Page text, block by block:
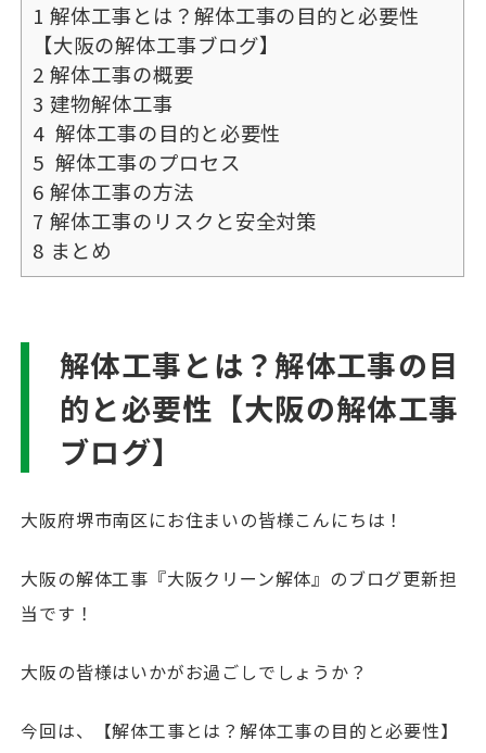
1 解体工事とは？解体工事の目的と必要性
【大阪の解体工事ブログ】
2 解体工事の概要
3 建物解体工事
4 解体工事の目的と必要性
5 解体工事のプロセス
6 解体工事の方法
7 解体工事のリスクと安全対策
8 まとめ
解体工事とは？解体工事の目
的と必要性【大阪の解体工事
ブログ】
大阪府堺市南区にお住まいの皆様こんにちは！
大阪の解体工事『大阪クリーン解体』のブログ更新担
当です！
大阪の皆様はいかがお過ごしでしょうか？
今回は、【解体工事とは？解体工事の目的と必要性】